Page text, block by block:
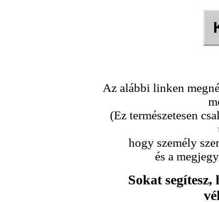
Az alábbi linken
(Ez természetesen
hogy személy
és a
Sokat